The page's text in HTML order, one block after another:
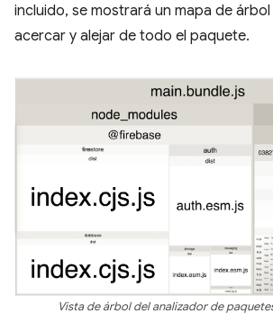
incluido, se mostrará un mapa de
acercar y alejar de todo el paquete.
Vista de árbol del analizador de